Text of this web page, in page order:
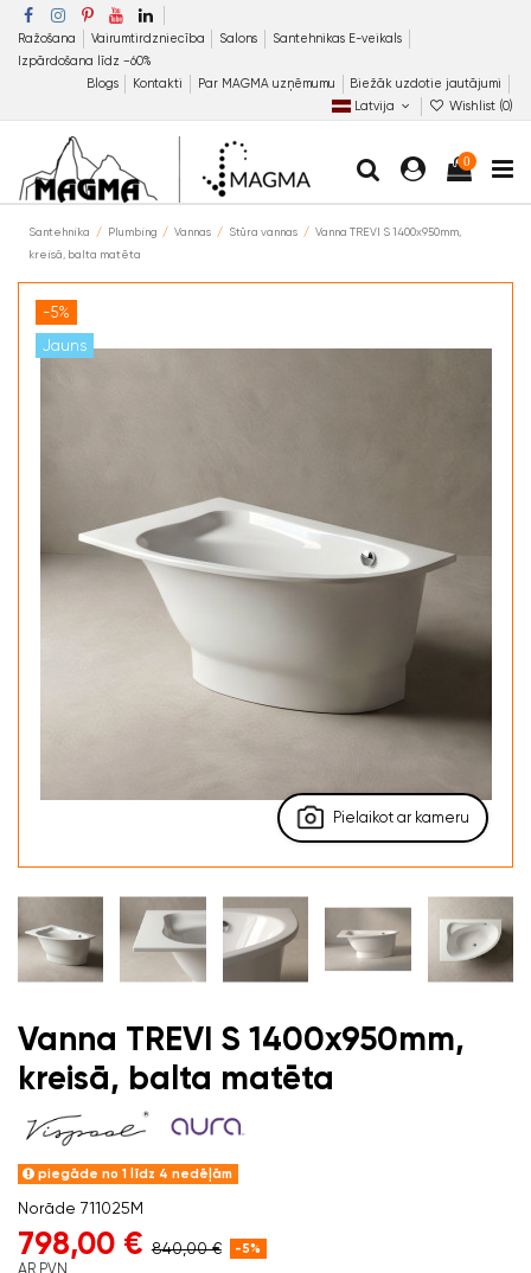
Ražošana Vairumtirdzniecība Salons
Santehnikas E-veikals
Izpārdošana līdz −60%
Blogs
Kontakti Par MAGMA uzņēmumu
Biežāk uzdotie jautājumi
Latvija
Wishlist (0)
0
Santehnika Plumbing Vannas Stūra vannas
Vanna TREVI S 1400x950mm,
kreisā, balta matēta
-5%
Jauns
Pielaikot ar kameru
Vanna TREVI S 1400x950mm,
kreisā, balta matēta
piegāde no 1 līdz 4 nedēļām
Norāde 711025M
798,00 € 840,00 € -5%
AR PVN